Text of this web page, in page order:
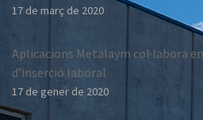
17 de març de 2020
Aplicacions Metalaym col·labora
d’inserció laboral
17 de gener de 2020